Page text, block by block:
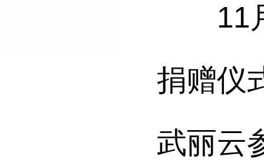
11月
捐赠仪
武丽云